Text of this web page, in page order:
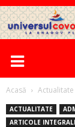
Acasă Actualitate
ACTUALITATE
ARTICOLE